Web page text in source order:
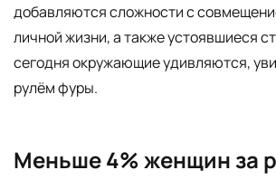
добавляются сложности с
личной жизни, а также устоявшиеся
сегодня окружающие удивляются,
рулём фуры.
Меньше 4% женщин за